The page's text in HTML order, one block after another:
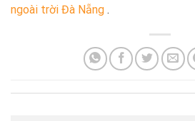
ngoài trời Đà Nẵng .